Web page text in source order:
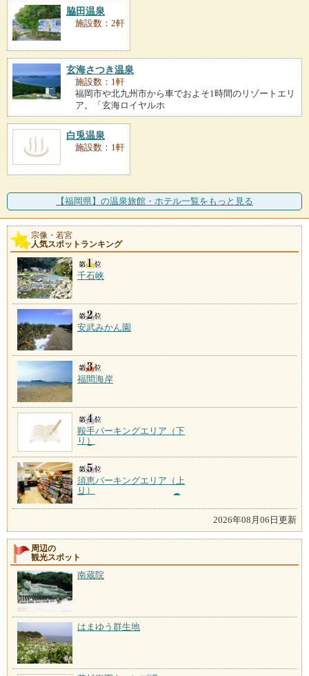
脇田温泉
施設数：2軒
玄海さつき温泉
施設数：1軒
福岡市や北九州市から車でおよそ1時間のリゾートエリ
ア。「玄海ロイヤルホ
白兎温泉
施設数：1軒
【福岡県】の温泉旅館・ホテル一覧をもっと見る
宗像・若宮
人気スポットランキング
千石峡
安武みかん園
福間海岸
鞍手パーキングエリア（下
り）
須恵パーキングエリア（上
り）
2026年08月06日更新
周辺の
観光スポット
南蔵院
はまゆう群生地